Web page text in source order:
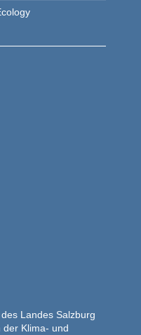
Landes Salzburg
der Klima- und